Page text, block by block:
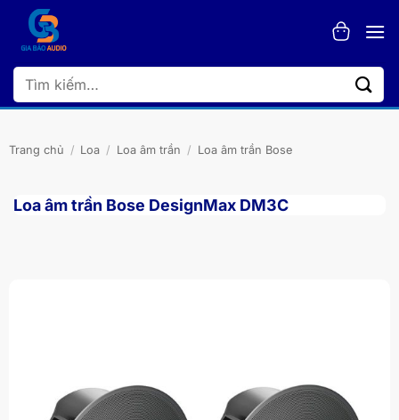
dung
Tìm
kiếm:
Trang chủ / Loa / Loa âm trần / Loa âm trần Bose
Loa âm trần Bose DesignMax DM3C